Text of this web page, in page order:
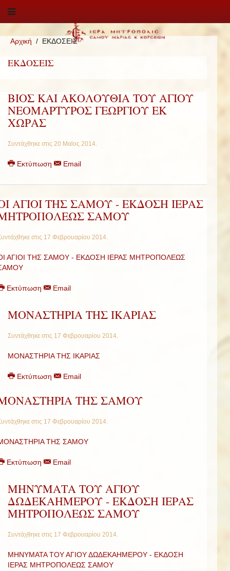
Αρχική ΕΚΔΟΣΕΙΣ
ΕΚΔΟΣΕΙΣ
ΒΙΟΣ ΚΑΙ ΑΚΟΛΟΥΘΙΑ ΤΟΥ ΑΓΙΟΥ
ΝΕΟΜΑΡΤΥΡΟΣ ΓΕΩΡΓΙΟΥ ΕΚ
ΧΩΡΑΣ
Συντάχθηκε στις 20 Μαϊος 2014.
Εκτύπωση Email
ΑΓΙΟΙ ΤΗΣ ΣΑΜΟΥ - ΕΚΔΟΣΗ ΙΕΡΑΣ
ΣΑΜΟΥ
στις 17 Φεβρουαρίου 2014.
ΑΓΙΟΙ ΤΗΣ ΣΑΜΟΥ - ΕΚΔΟΣΗ ΙΕΡΑΣ ΜΗΤΡΟΠΟΛΕΩΣ
Εκτύπωση Email
ΜΟΝΑΣΤΗΡΙΑ ΤΗΣ ΙΚΑΡΙΑΣ
Συντάχθηκε στις 17 Φεβρουαρίου 2014.
ΜΟΝΑΣΤΗΡΙΑ ΤΗΣ ΙΚΑΡΙΑΣ
Εκτύπωση Email
ΤΗΣ ΣΑΜΟΥ
στις 17 Φεβρουαρίου 2014.
ΤΗΣ ΣΑΜΟΥ
Εκτύπωση Email
ΜΗΝΥΜΑΤΑ ΤΟΥ ΑΓΙΟΥ
ΔΩΔΕΚΑΗΜΕΡΟΥ - ΕΚΔΟΣΗ ΙΕΡΑΣ
ΜΗΤΡΟΠΟΛΕΩΣ ΣΑΜΟΥ
Συντάχθηκε στις 17 Φεβρουαρίου 2014.
ΜΗΝΥΜΑΤΑ ΤΟΥ ΑΓΙΟΥ ΔΩΔΕΚΑΗΜΕΡΟΥ - ΕΚΔΟΣΗ
ΙΕΡΑΣ ΜΗΤΡΟΠΟΛΕΩΣ ΣΑΜΟΥ